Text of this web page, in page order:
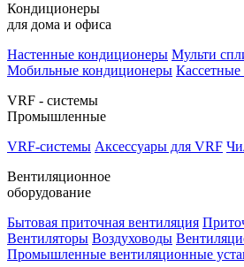
Кондиционеры
для дома и офиса
Настенные кондиционеры Мульти
Мобильные кондиционеры
VRF - системы
Промышленные
VRF-системы Аксессуары для VRF
Вентиляционное
оборудование
Бытовая приточная вентиляция
Вентиляторы Воздуховоды
Промышленные вентиляционные